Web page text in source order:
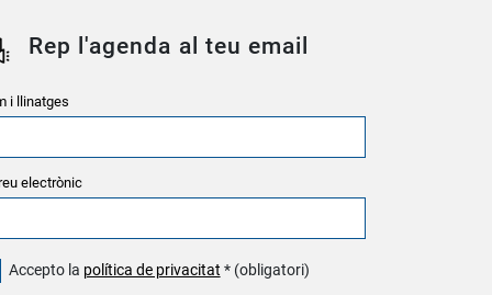
Rep l'agenda al teu email
i llinatges
electrònic
Accepto la política de privacitat * (obligatori)